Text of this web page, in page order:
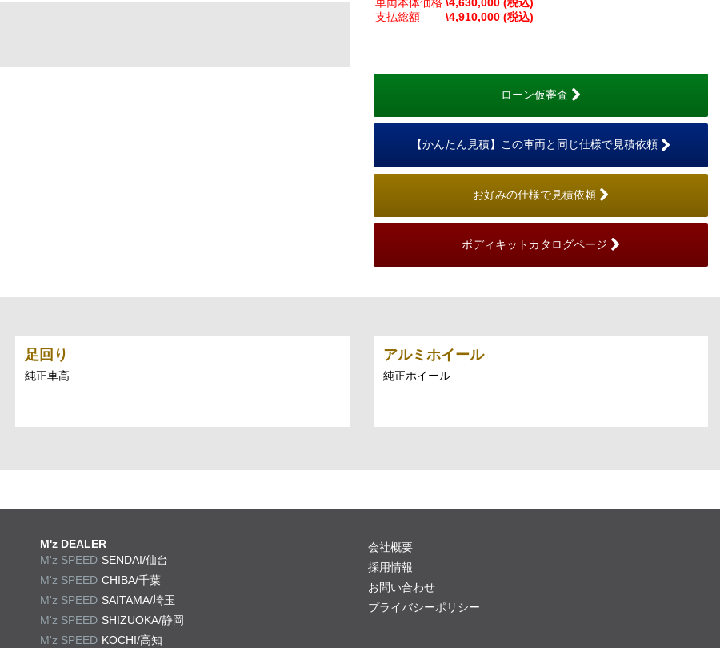
車両本体価格 \4,630,000 (税込)
支払総額
\4,910,000 (税込)
ローン仮審査
【かんたん見積】この車両と同じ仕様で見積依頼
お好みの仕様で見積依頼
ボディキットカタログページ
足回り
純正車高
アルミホイール
純正ホイール
M'z DEALER
M'z SPEED SENDAI/仙台
M'z SPEED CHIBA/千葉
M'z SPEED SAITAMA/埼玉
M'z SPEED SHIZUOKA/静岡
M'z SPEED KOCHI/高知
会社概要
採用情報
お問い合わせ
プライバシーポリシー